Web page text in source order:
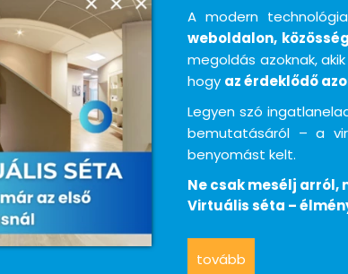
A modern
weboldalon,
megoldás azoknak,
hogy az érdeklődő
Legyen szó
bemutatásáról – a
benyomást kelt.
Ne csak mesélj arról,
Virtuális séta –
tovább